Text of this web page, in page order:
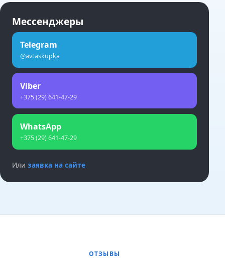
Мессенджеры
Telegram
@avtaskupka
Viber
+375 (29) 641-47-29
WhatsApp
+375 (29) 641-47-29
Или заявка на сайте
ОТЗЫВЫ